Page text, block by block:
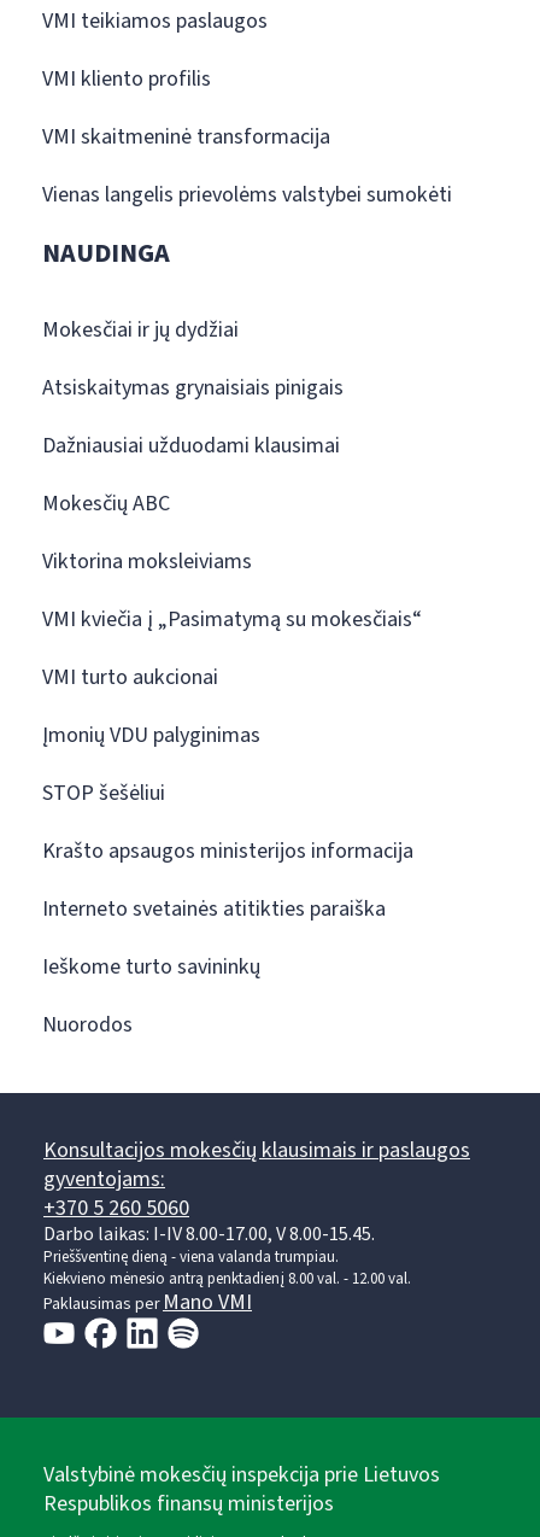
VMI teikiamos paslaugos
VMI kliento profilis
VMI skaitmeninė transformacija
Vienas langelis prievolėms valstybei sumokėti
NAUDINGA
Mokesčiai ir jų dydžiai
Atsiskaitymas grynaisiais pinigais
Dažniausiai užduodami klausimai
Mokesčių ABC
Viktorina moksleiviams
VMI kviečia į „Pasimatymą su mokesčiais“
VMI turto aukcionai
Įmonių VDU palyginimas
STOP šešėliui
Krašto apsaugos ministerijos informacija
Interneto svetainės atitikties paraiška
Ieškome turto savininkų
Nuorodos
Konsultacijos mokesčių klausimais ir paslaugos
gyventojams:
+370 5 260 5060
Darbo laikas: I-IV 8.00-17.00, V 8.00-15.45.
Prieššventinę dieną - viena valanda trumpiau.
Kiekvieno mėnesio antrą penktadienį 8.00 val. - 12.00 val.
Paklausimas per Mano VMI
Valstybinė mokesčių inspekcija prie Lietuvos
Respublikos finansų ministerijos